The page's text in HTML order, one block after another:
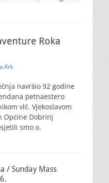
Roka
Krk
navršio 92 godine
petnaestero
vlč. Vjekoslavom
Općine Dobrinj
smo o.
/ Sunday Mass